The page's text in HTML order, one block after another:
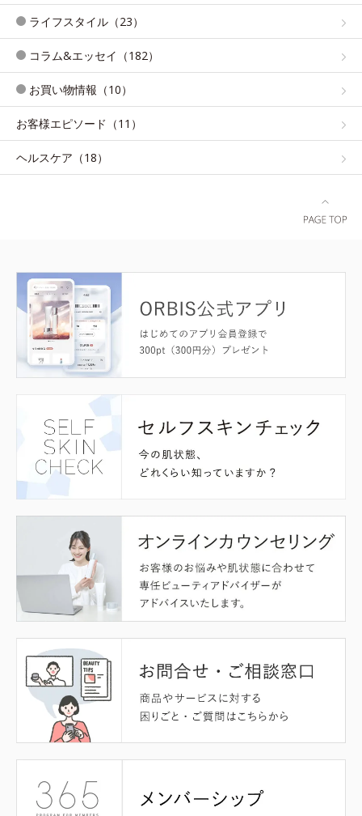
ライフスタイル（23）
コラム&エッセイ（182）
お買い物情報（10）
お客様エピソード（11）
ヘルスケア（18）